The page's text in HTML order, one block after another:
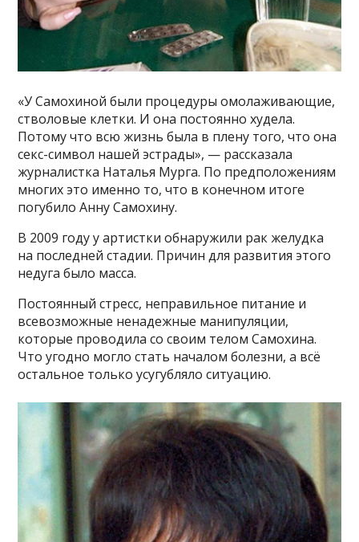
«У Самохиной были процедуры омолаживающие,
стволовые клетки. И она постоянно худела.
Потому что всю жизнь была в плену того, что она
секс-символ нашей эстрады», — рассказала
журналистка Наталья Мурга. По предположениям
многих это именно то, что в конечном итоге
погубило Анну Самохину.
В 2009 году у артистки обнаружили рак желудка
на последней стадии. Причин для развития этого
недуга было масса.
Постоянный стресс, неправильное питание и
всевозможные ненадежные манипуляции,
которые проводила со своим телом Самохина.
Что угодно могло стать началом болезни, а всё
остальное только усугубляло ситуацию.